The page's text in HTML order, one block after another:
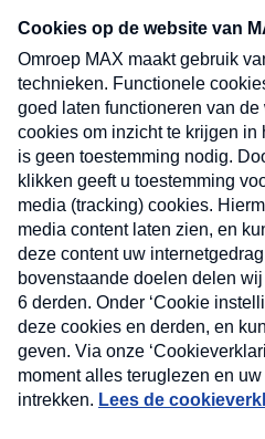
nieuwsbrief. Elke vrijdag-
uw mailbox.
Nieuwsbrief
Neem hier een gratis
nieuwsbrief. Elke vrijdag- en